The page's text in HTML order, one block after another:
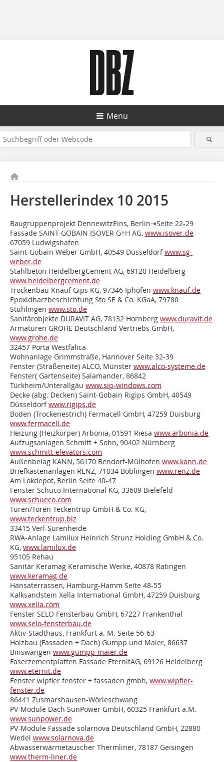
Menü
Herstellerindex 10 2015
Baugruppenprojekt DennewitzEins, Berlin⇥Seite 22-29
Fassade SAINT-GOBAIN ISOVER G+H AG, www.isover.de
67059 Ludwigshafen
Saint-Gobain Weber GmbH, 40549 Düsseldorfwww.sg-
weber.de
Stahlbeton HeidelbergCement AG, 69120 Heidelberg
www.heidelbergcement.de
Trockenbau Knauf Gips KG, 97346 Iphofen www.knauf.de
Epoxidharzbeschichtung Sto SE & Co. KGaA, 79780
Stühlingen www.sto.de
Sanitärobjekte DURAVIT AG, 78132 Hornberg www.duravit.de
Armaturen GROHE Deutschland Vertriebs GmbH,
www.grohe.de
32457 Porta Westfalica
Wohnanlage Grimmstraße, Hannover Seite 32-39
Fenster (Straßeneite) ALCO, Münster www.alco-systeme.de
Fenster( Gartenseite) Salamander, 86842
Türkheim/Unterallgäu www.sip-windows.com
Decke (abg. Decken) Saint-Gobain Rigips GmbH, 40549
Düsseldorfwww.rigips.de
Boden (Trockenestrich) Fermacell GmbH, 47259 Duisburg
www.fermacell.de
Heizung (Heizkörper) Arbonia, 01591 Riesa www.arbonia.de
Aufzugsanlagen Schmitt + Sohn, 90402 Nürnberg
www.schmitt-elevators.com
Außenbelag KANN, 56170 Bendorf-Mülhofen www.kann.de
Briefkastenanlagen RENZ, 71034 Böblingen www.renz.de
Am Lokdepot, Berlin Seite 40-47
Fenster Schüco International KG, 33609 Bielefeld
www.schueco.com
Türen/Toren Teckentrup GmbH & Co. KG,
www.teckentrup.biz
33415 Verl-Sürenheide
RWA-Anlage Lamilux Heinrich Strunz Holding GmbH & Co.
KG, www.lamilux.de
95105 Rehau
Sanitär Keramag Keramische Werke, 40878 Ratingen
www.keramag.de
Hansaterrassen, Hamburg-Hamm Seite 48-55
Kalksandstein Xella International GmbH, 47259 Duisburg
www.xella.com
Fenster SELO Fensterbau GmbH, 67227 Frankenthal
www.selo-fensterbau.de
Aktiv-Stadthaus, Frankfurt a. M. Seite 56-63
Holzbau (Fassaden + Dach) Gumpp und Maier, 86637
Binswangen www.gumpp-maier.de
Faserzementplatten Fassade EternitAG, 69126 Heidelberg
www.eternit.de
Fenster wipfler fenster + fassaden gmbh, www.wipfler-
fenster.de
86441 Zusmarshausen-Wörleschwang
PV-Module Dach SunPower GmbH, 60325 Frankfurt a.M.
www.sunpower.de
PV-Module Fassade solarnova Deutschland GmbH, 22880
Wedel www.solarnova.de
Abwasserwärmetauscher Thermliner, 78187 Geisingen
www.therm-liner.de